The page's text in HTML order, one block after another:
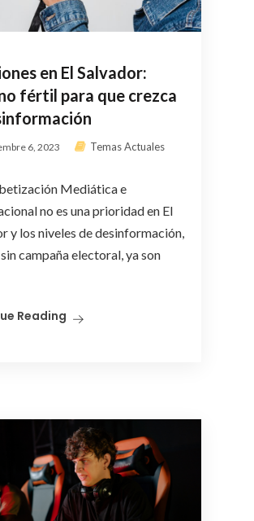
en El Salvador:
fértil para que crezca
6, 2023 Temas Actuales
Mediática e
no es una prioridad en El
y los niveles de desinformación,
campaña electoral, ya son
Reading